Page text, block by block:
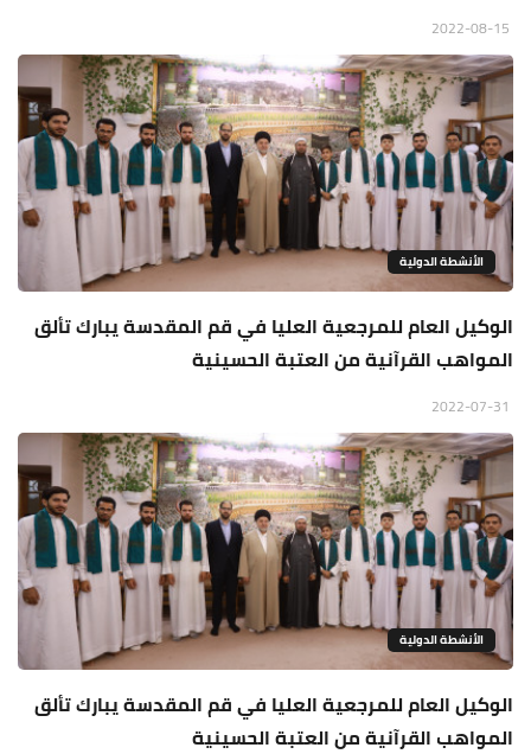
الأنشطة الدولية
الوكيل العام للمرجعية العليا في قم المقدسة يبارك تألق
المواهب القرآنية من العتبة الحسينية
الأنشطة الدولية
الوكيل العام للمرجعية العليا في قم المقدسة يبارك تألق
المواهب القرآنية من العتبة الحسينية